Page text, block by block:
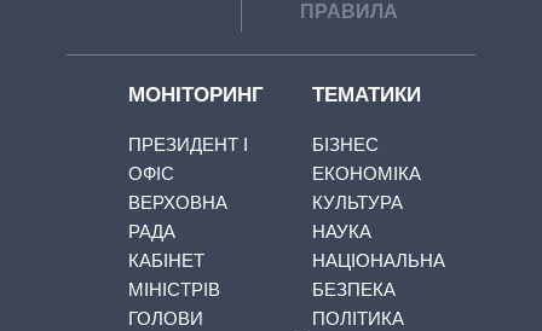
ПРАВИЛА
МОНІТОРИНГ
ПРЕЗИДЕНТ І
ОФІС
ВЕРХОВНА
РАДА
КАБІНЕТ
МІНІСТРІВ
ГОЛОВИ
ТЕМАТИКИ
БІЗНЕС
ЕКОНОМІКА
КУЛЬТУРА
НАУКА
НАЦІОНАЛЬНА
БЕЗПЕКА
ПОЛІТИКА